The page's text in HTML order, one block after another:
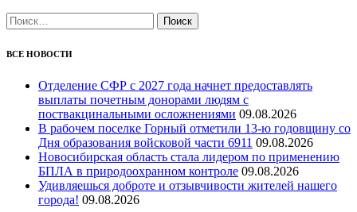
Найти:
ВСЕ НОВОСТИ
Отделение СФР с 2027 года начнет предоставлять
выплаты почетным донорами людям с
поствакцинальными осложнениями 09.08.2026
В рабочем поселке Горный отметили 13-ю годовщину со
Дня образования войсковой части 6911 09.08.2026
Новосибирская область стала лидером по применению
БПЛА в природоохранном контроле 09.08.2026
Удивляешься доброте и отзывчивости жителей нашего
города! 09.08.2026